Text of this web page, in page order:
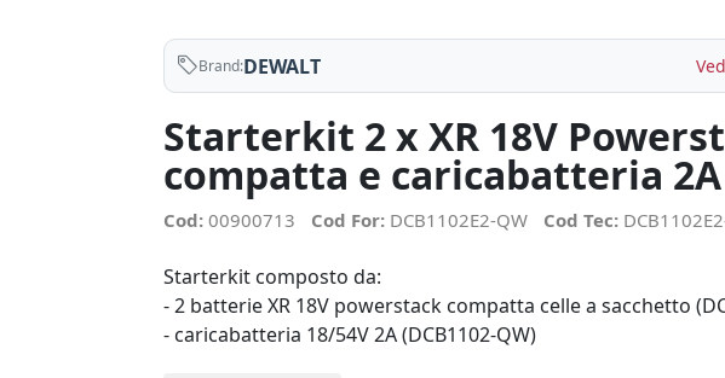
Brand:DEWALT
Starterkit 2 x XR 18V
compatta e caricabatteria 2A
Cod: 00900713 Cod For: DCB1102E2-QW Cod Tec:
Starterkit composto da:
- 2 batterie XR 18V powerstack compatta celle a sacchetto
- caricabatteria 18/54V 2A (DCB1102-QW)